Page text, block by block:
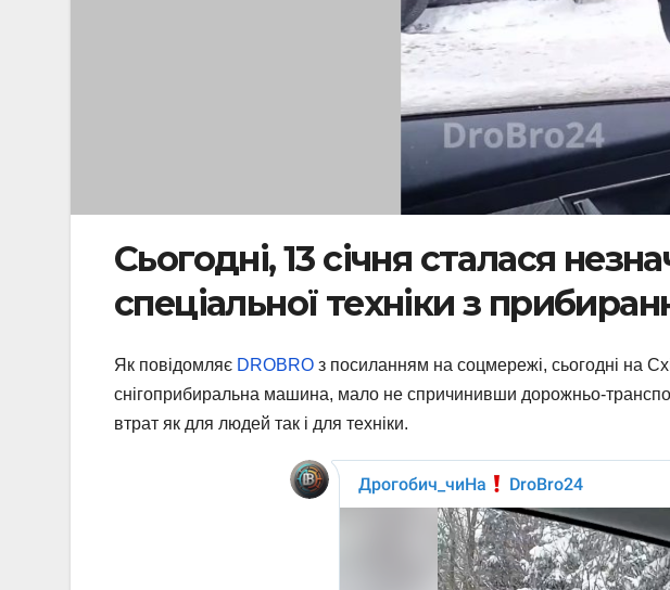
Сьогодні, 13 січня сталася
спеціальної техніки з
Як повідомляє DROBRO з посиланням на соцмережі, сьогодні на
снігоприбиральна машина, мало не спричинивши дорожньо-
втрат як для людей так і для техніки.